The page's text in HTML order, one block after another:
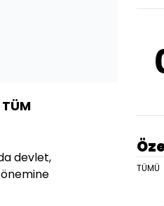
devlet,
TÜMÜ